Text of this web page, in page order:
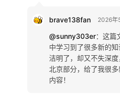
brave138fan 2026年
@sunny303er： 这篇
中学习到了很多新的
洁明了，却又不失深
北京部分，给了我很
内容！